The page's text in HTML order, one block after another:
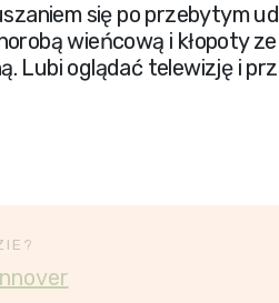
się po przebytym
wieńcową i kłopoty
Lubi oglądać telewizję i